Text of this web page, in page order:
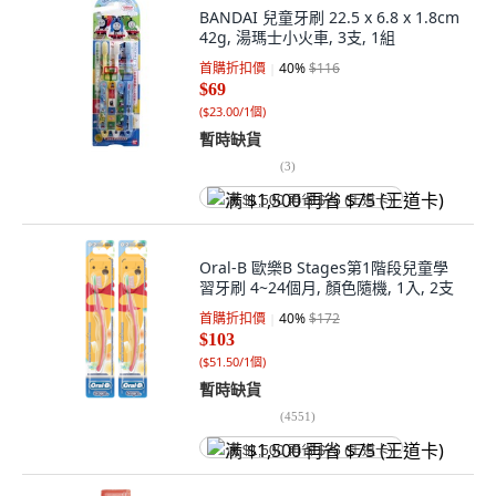
BANDAI 兒童牙刷 22.5 x 6.8 x 1.8cm
42g, 湯瑪士小火車, 3支, 1組
首購折扣價 40%$116
$69
($23.00/1個)
暫時缺貨
(3)
满 $1,500 再省 $75 (王道卡)
Oral-B 歐樂B Stages第1階段兒童學
習牙刷 4~24個月, 顏色隨機, 1入, 2支
首購折扣價 40%$172
$103
($51.50/1個)
暫時缺貨
(4551)
满 $1,500 再省 $75 (王道卡)